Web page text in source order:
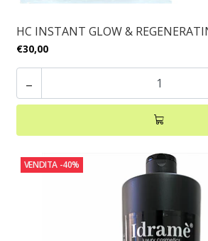
HC INSTANT GLOW &
€30,00
-
VENDITA -40%